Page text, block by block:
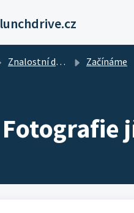
lunchdrive.cz
Znalostní databáze Začínáme
Fotografie